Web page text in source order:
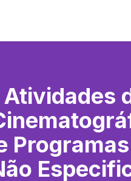
Atividades